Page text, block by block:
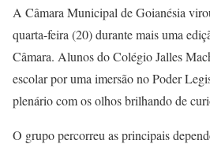
A Câmara Municipal de Goianésia
quarta-feira (20) durante mais uma
Câmara. Alunos do Colégio Jalles
escolar por uma imersão no Poder
plenário com os olhos brilhando de
O grupo percorreu as principais